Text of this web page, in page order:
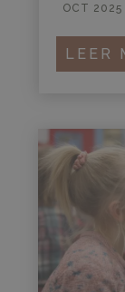
OCT 2025
LEER